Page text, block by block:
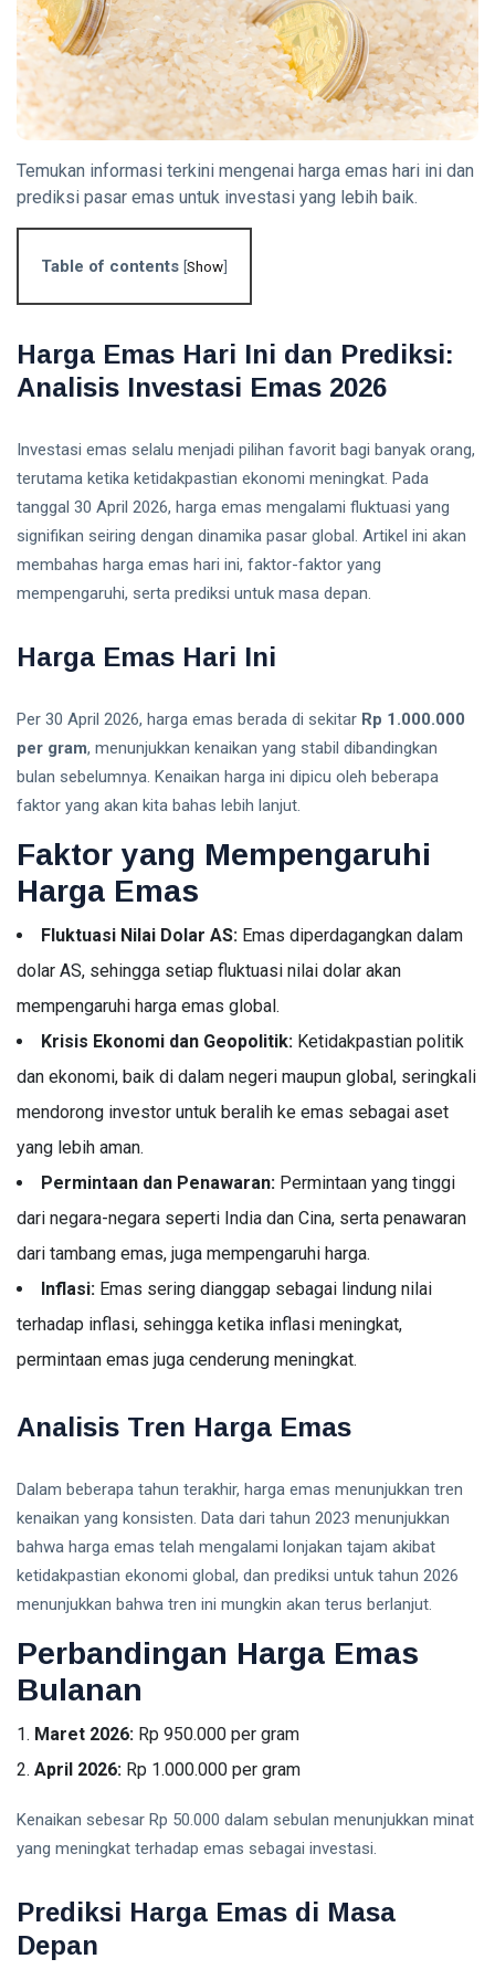
Crypto untuk
Pemula -
Panduan
Lengkap 2026
09 Aug,
2026
0
pandangan
TAX
Insentif
Terbaru -
Panduan
Aug,
2026
pandangan
ACCOUNTING
Analisis
Keuangan -
Panduan
Lengkap
09
Aug,
2026
0
pandangan
Strategi
Pengelolaan
Hutang -
Panduan
Lengkap
2026
09
Aug,
2026
0
pandangan
INVESTMENT
Emas vs
Investasi
Panduan
Lengkap
2026
08
Tags
T
Ekonomi
Investasi
Cryptocurrency
Pajak
Akuntansi
Emas
Temukan informasi terkini mengenai harga emas hari ini dan
prediksi pasar emas untuk investasi yang lebih baik.
Table of contents [Show]
Harga Emas Hari Ini dan Prediksi:
Analisis Investasi Emas 2026
Investasi emas selalu menjadi pilihan favorit bagi banyak orang,
terutama ketika ketidakpastian ekonomi meningkat. Pada
tanggal 30 April 2026, harga emas mengalami fluktuasi yang
signifikan seiring dengan dinamika pasar global. Artikel ini akan
membahas harga emas hari ini, faktor-faktor yang
mempengaruhi, serta prediksi untuk masa depan.
Harga Emas Hari Ini
Per 30 April 2026, harga emas berada di sekitar Rp 1.000.000
per gram, menunjukkan kenaikan yang stabil dibandingkan
bulan sebelumnya. Kenaikan harga ini dipicu oleh beberapa
faktor yang akan kita bahas lebih lanjut.
Faktor yang Mempengaruhi
Harga Emas
Fluktuasi Nilai Dolar AS: Emas diperdagangkan dalam
dolar AS, sehingga setiap fluktuasi nilai dolar akan
mempengaruhi harga emas global.
Krisis Ekonomi dan Geopolitik: Ketidakpastian politik
dan ekonomi, baik di dalam negeri maupun global, seringkali
mendorong investor untuk beralih ke emas sebagai aset
yang lebih aman.
Permintaan dan Penawaran: Permintaan yang tinggi
dari negara-negara seperti India dan Cina, serta penawaran
dari tambang emas, juga mempengaruhi harga.
Inflasi: Emas sering dianggap sebagai lindung nilai
terhadap inflasi, sehingga ketika inflasi meningkat,
permintaan emas juga cenderung meningkat.
Analisis Tren Harga Emas
Dalam beberapa tahun terakhir, harga emas menunjukkan tren
kenaikan yang konsisten. Data dari tahun 2023 menunjukkan
bahwa harga emas telah mengalami lonjakan tajam akibat
ketidakpastian ekonomi global, dan prediksi untuk tahun 2026
menunjukkan bahwa tren ini mungkin akan terus berlanjut.
Perbandingan Harga Emas
Bulanan
Maret 2026: Rp 950.000 per gram
April 2026: Rp 1.000.000 per gram
Kenaikan sebesar Rp 50.000 dalam sebulan menunjukkan minat
yang meningkat terhadap emas sebagai investasi.
Prediksi Harga Emas di Masa
Depan